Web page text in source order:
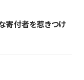
寄付者を惹きつけ